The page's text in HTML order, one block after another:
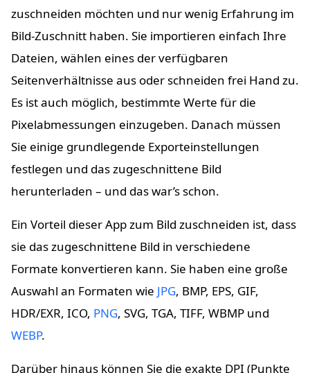
zuschneiden möchten und nur wenig Erfahrung im
Bild-Zuschnitt haben. Sie importieren einfach Ihre
Dateien, wählen eines der verfügbaren
Seitenverhältnisse aus oder schneiden frei Hand zu.
Es ist auch möglich, bestimmte Werte für die
Pixelabmessungen einzugeben. Danach müssen
Sie einige grundlegende Exporteinstellungen
festlegen und das zugeschnittene Bild
herunterladen – und das war’s schon.
Ein Vorteil dieser App zum Bild zuschneiden ist, dass
sie das zugeschnittene Bild in verschiedene
Formate konvertieren kann. Sie haben eine große
Auswahl an Formaten wie JPG, BMP, EPS, GIF,
HDR/EXR, ICO, PNG, SVG, TGA, TIFF, WBMP und
WEBP.
Darüber hinaus können Sie die exakte DPI (Punkte